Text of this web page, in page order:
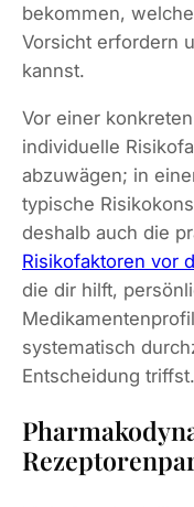
bekommen,
Vorsicht erfordern
kannst.
Vor einer
individuelle
abzuwägen; in
typische
deshalb auch die
Risikofaktoren vor
die dir hilft,
systematisch
Entscheidung triffst.